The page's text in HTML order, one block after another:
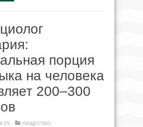
порция
на человека
200–300
ОБЩЕСТВО